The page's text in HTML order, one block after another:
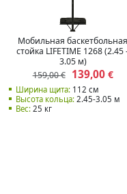
Мобильная баскетбольная
стойка LIFETIME 1268 (2.45
3.05 м)
159,00 €
139,00€
Ширина щита:112 см
Высота кольца:2.45-3.05 м
Вес:25 кг